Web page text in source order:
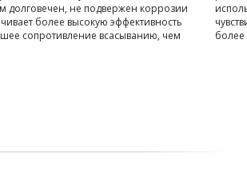
долговечен, не подвержен коррозии
более высокую эффективность
сопротивление всасыванию, чем